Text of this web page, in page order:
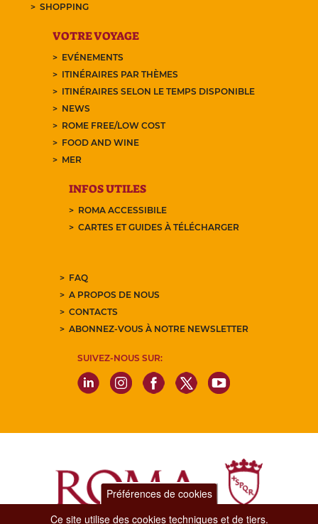
SHOPPING
VOTRE VOYAGE
EVÉNEMENTS
ITINÉRAIRES PAR THÈMES
ITINÉRAIRES SELON LE TEMPS DISPONIBLE
NEWS
ROME FREE/LOW COST
FOOD AND WINE
MER
INFOS UTILES
ROMA ACCESSIBILE
CARTES ET GUIDES À TÉLÉCHARGER
FAQ
A PROPOS DE NOUS
CONTACTS
ABONNEZ-VOUS À NOTRE NEWSLETTER
SUIVEZ-NOUS SUR:
Préférences de cookies
Ce site utilise des cookies techniques et de tiers.